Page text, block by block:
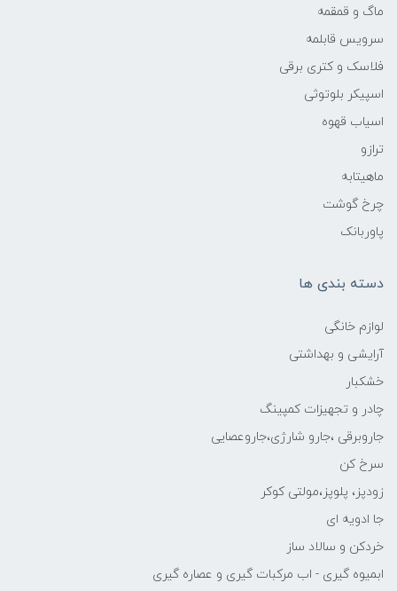
ماگ و قمقمه
سرویس قابلمه
فلاسک و کتری برقی
اسپیکر بلوتوثی
اسیاب قهوه
ترازو
ماهیتابه
چرخ گوشت
پاوربانک
دسته بندی ها
لوازم خانگی
آرایشی و بهداشتی
خشکبار
چادر و تجهیزات کمپینگ
جاروبرقی ،جارو شارژی،جاروعصایی
سرخ کن
زودپز، پلوپز،مولتی کوکر
جا ادویه ای
خردکن و سالاد ساز
ابمیوه گیری - اب مرکبات گیری و عصاره گیری